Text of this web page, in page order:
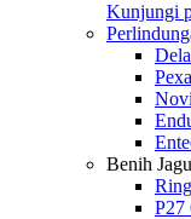
Kunjungi
Benih
P27